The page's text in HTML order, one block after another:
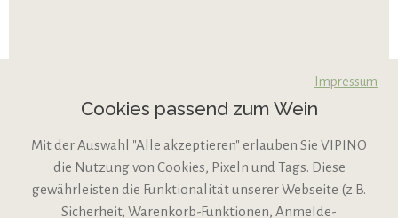
Impressum
Cookies passend zum Wein
Mit der Auswahl "Alle akzeptieren" erlauben Sie VIPINO
die Nutzung von Cookies, Pixeln und Tags. Diese
gewährleisten die Funktionalität unserer Webseite (z.B.
Sicherheit, Warenkorb-Funktionen, Anmelde-